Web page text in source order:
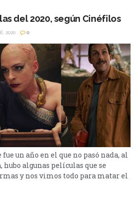
del 2020, según Cinéfilos
2020 0
un año en el que no pasó nada, al
algunas películas que se
y nos vimos todo para matar el
En nuestra cuenta de
la cuarentena llegó al millón de